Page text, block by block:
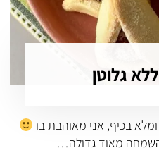
גלוטן
בכיף, אני מאוהבת בו
השמחה מאוד גדולה…